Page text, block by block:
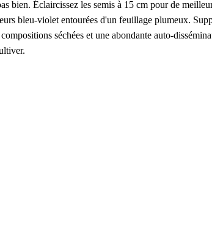
bien. Éclaircissez les semis à 15 cm pour de
bleu-violet entourées d'un feuillage plumeux.
séchées et une abondante auto-